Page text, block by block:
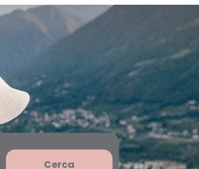
Cerca